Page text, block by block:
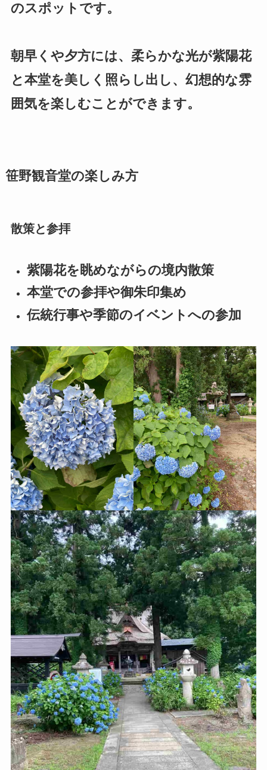
のスポットです。
朝早くや夕方には、柔らかな光が紫陽花
と本堂を美しく照らし出し、幻想的な雰
囲気を楽しむことができます。
笹野観音堂の楽しみ方
散策と参拝
紫陽花を眺めながらの境内散策
本堂での参拝や御朱印集め
伝統行事や季節のイベントへの参加